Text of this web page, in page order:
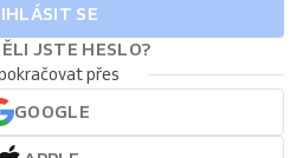
SE
JSTE HESLO?
přes
GOOGLE